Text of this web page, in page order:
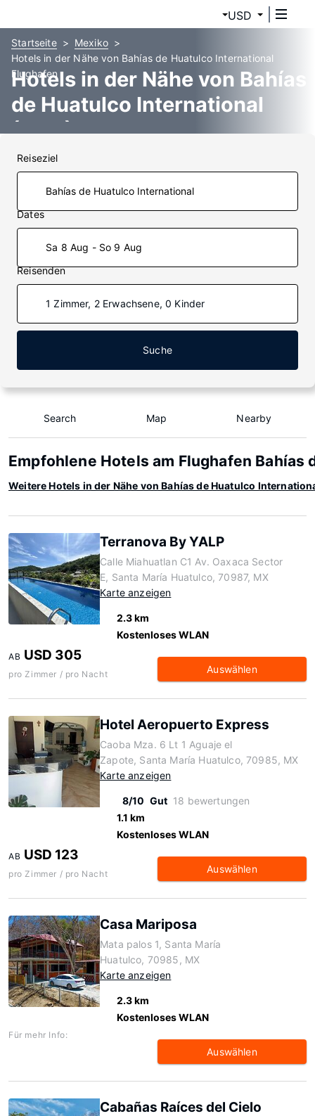
USD
Startseite
Mexiko
Hotels in der Nähe von Bahías de Huatulco International
Flughafen
Hotels in der Nähe von Bahías
de Huatulco International
(HUX)
Reiseziel
Dates
Sa 8 Aug - So 9 Aug
Reisenden
1 Zimmer, 2 Erwachsene, 0 Kinder
Suche
Search Map Nearby
Empfohlene Hotels am Flughafen
Weitere Hotels in der Nähe von Bahías de Huatulco
Terranova By YALP
Calle Miahuatlan C1 Av. Oaxaca Sector
E, Santa María Huatulco, 70987, MX
Karte anzeigen
2.3 km
Kostenloses WLAN
AB USD 305
pro Zimmer / pro Nacht Auswählen
Hotel Aeropuerto Express
Caoba Mza. 6 Lt 1 Aguaje el
Zapote, Santa María Huatulco, 70985, MX
Karte anzeigen
8/10 Gut 18 bewertungen
1.1 km
Kostenloses WLAN
AB USD 123
pro Zimmer / pro Nacht Auswählen
Casa Mariposa
Mata palos 1, Santa María
Huatulco, 70985, MX
Karte anzeigen
2.3 km
Kostenloses WLAN
Für mehr Info:
Auswählen
Cabañas Raíces del Cielo